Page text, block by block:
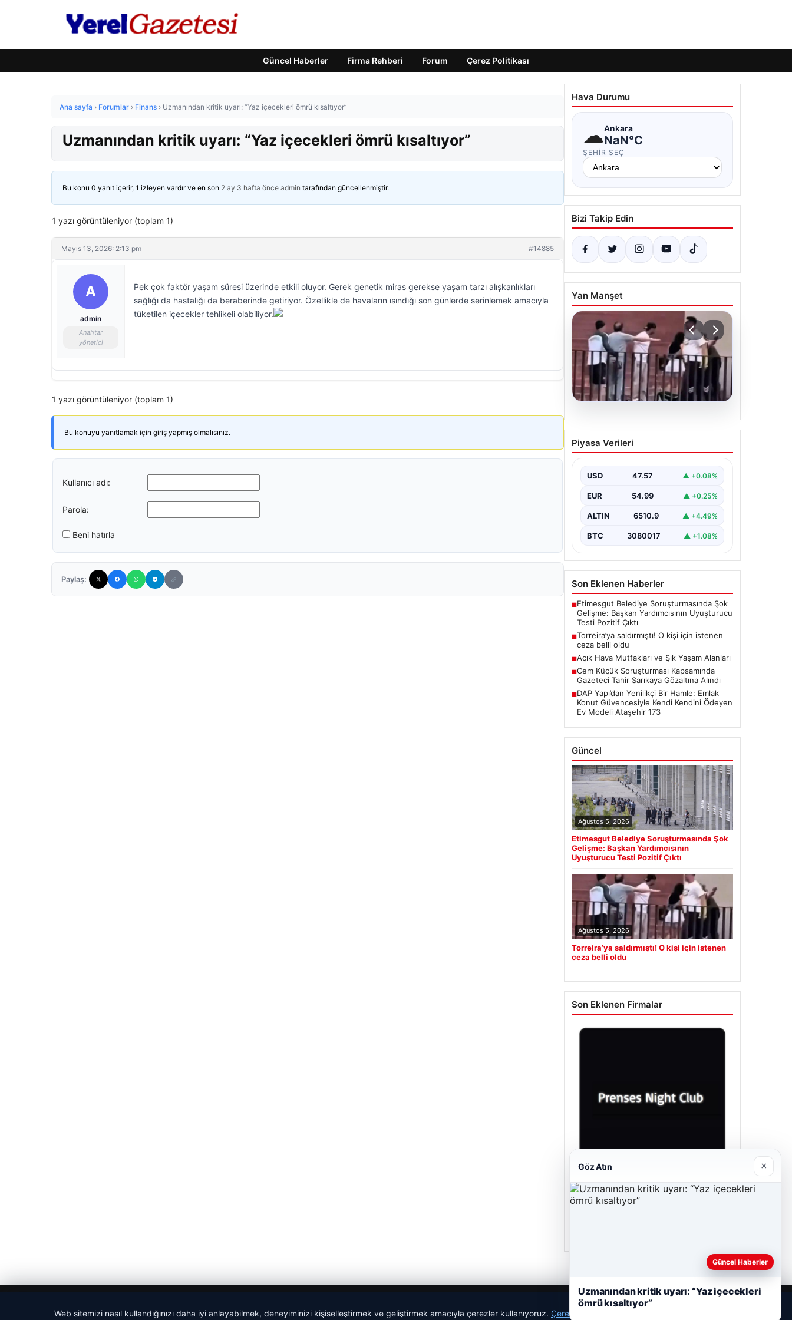
Güncel Haberler Firma Rehberi Forum Çerez Politikası
Ana sayfa › Forumlar › Finans › Uzmanından kritik uyarı: “Yaz içecekleri ömrü kısaltıyor”
Uzmanından kritik uyarı: “Yaz içecekleri ömrü kısaltıyor”
Bu konu 0 yanıt içerir, 1 izleyen vardır ve en son 2 ay 3 hafta önce admin tarafından güncellenmiştir.
1 yazı görüntüleniyor (toplam 1)
Mayıs 13, 2026: 2:13 pm #14885
A
admin
Anahtar
yönetici
Pek çok faktör yaşam süresi üzerinde etkili oluyor. Gerek genetik miras gerekse yaşam tarzı alışkanlıkları
sağlığı da hastalığı da beraberinde getiriyor. Özellikle de havaların ısındığı son günlerde serinlemek amacıyla
tüketilen içecekler tehlikeli olabiliyor.
1 yazı görüntüleniyor (toplam 1)
Bu konuyu yanıtlamak için giriş yapmış olmalısınız.
Kullanıcı adı:
Parola:
Beni hatırla
Paylaş:
Hava Durumu
☁Ankara
NaN°C
ŞEHIR SEÇ
Bizi Takip Edin
Yan Manşet
05.08.2026
Torreira’ya saldırmıştı! O
kişi için istenen ceza belli
Piyasa Verileri
USD 47.57 ▲ +0.08%
EUR 54.99 ▲ +0.25%
ALTIN 6510.9 ▲ +4.49%
BTC 3080017 ▲ +1.08%
Son Eklenen Haberler
■Etimesgut Belediye Soruşturmasında Şok
Gelişme: Başkan Yardımcısının Uyuşturucu
Testi Pozitif Çıktı
■Torreira’ya saldırmıştı! O kişi için istenen
ceza belli oldu
■Açık Hava Mutfakları ve Şık Yaşam Alanları
■Cem Küçük Soruşturması Kapsamında
Gazeteci Tahir Sarıkaya Gözaltına Alındı
■DAP Yapı’dan Yenilikçi Bir Hamle: Emlak
Konut Güvencesiyle Kendi Kendini Ödeyen
Ev Modeli Ataşehir 173
Güncel
Ağustos 5, 2026
Etimesgut Belediye Soruşturmasında Şok
Gelişme: Başkan Yardımcısının
Uyuşturucu Testi Pozitif Çıktı
Ağustos 5, 2026
Torreira’ya saldırmıştı! O kişi için istenen
ceza belli oldu
Son Eklenen Firmalar
Prenses Night Club
Nisan 29, 2026
Web sitemizi nasıl kullandığınızı daha iyi anlayabilmek, deneyiminizi kişiselleştirmek ve geliştirmek amacıyla çerezler kullanıyoruz. Çerez Politikamız
Göz Atın ×
Güncel Haberler
Uzmanından kritik uyarı: “Yaz içecekleri
ömrü kısaltıyor”